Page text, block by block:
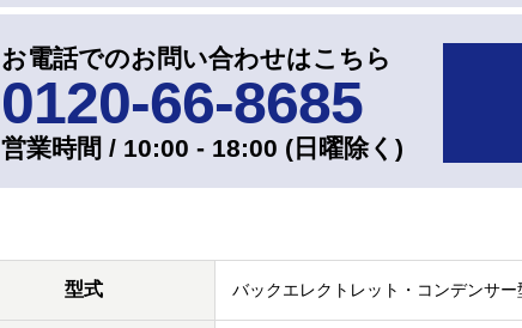
お電話でのお問い合わせはこちら
0120-66-8685
営業時間 / 10:00 - 18:00 (⽇曜除く)
型式 バックエレクトレット・コンデンサー